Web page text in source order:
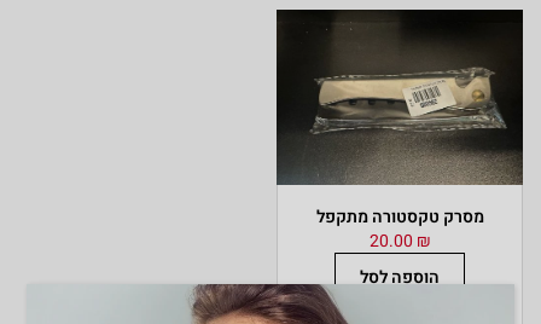
מסרק טקסטורה מתקפל
20.00 ₪
הוספה לסל